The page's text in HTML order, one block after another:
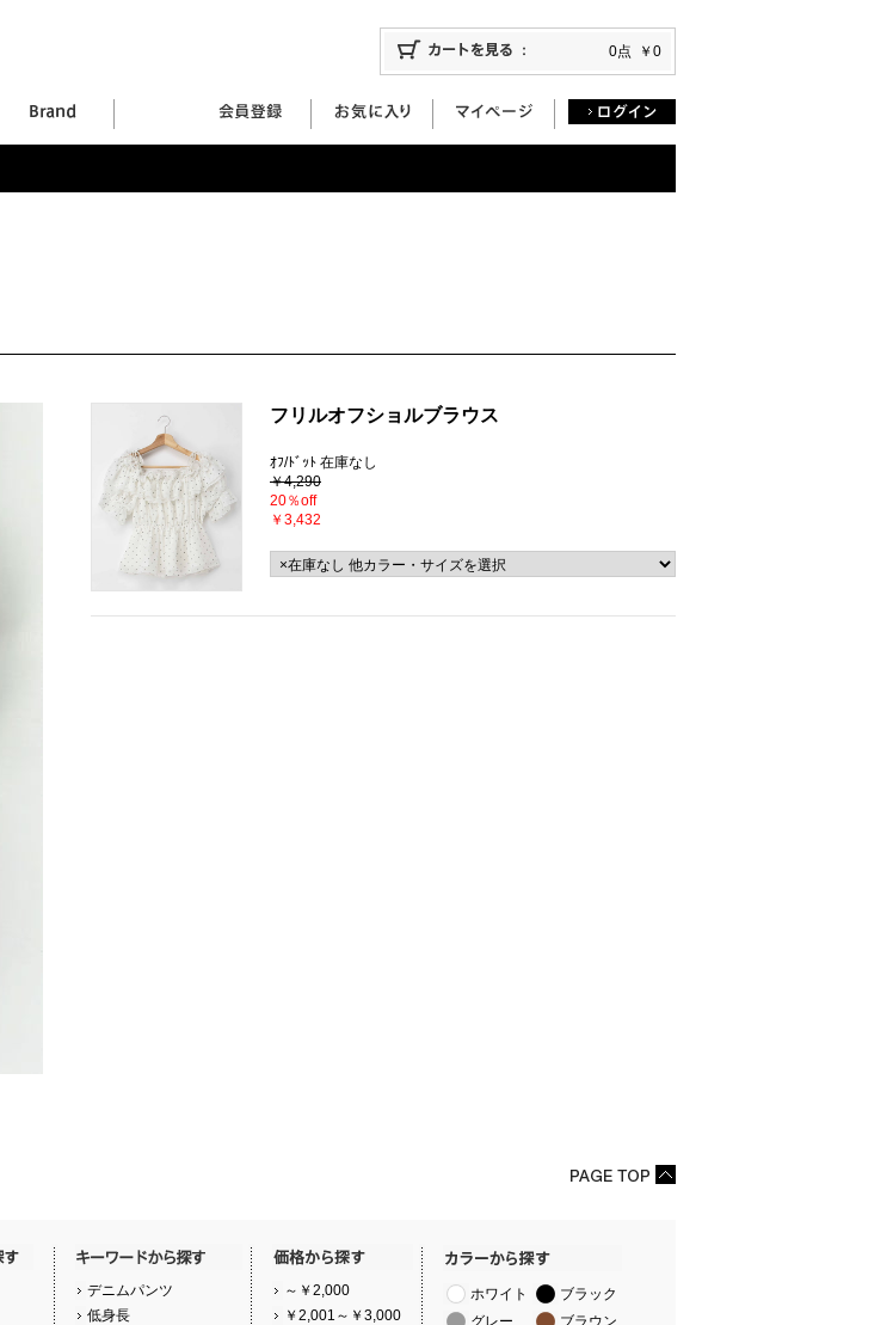
0点 ￥0
フリルオフショルブラウス
ｵﾌ/ﾄﾞｯﾄ 在庫なし
￥4,290
20％off
￥3,432
デニムパンツ
低身長
～￥2,000
￥2,001～￥3,000
ホワイト
ブラック
グレー
ブラウン